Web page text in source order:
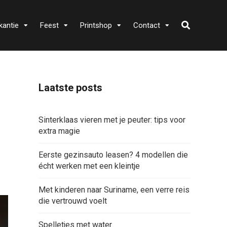
Feest Printshop Contact
Laatste posts
Sinterklaas vieren met je peuter: tips voor
extra magie
Eerste gezinsauto leasen? 4 modellen die
écht werken met een kleintje
Met kinderen naar Suriname, een verre reis
die vertrouwd voelt
Spelletjes met water